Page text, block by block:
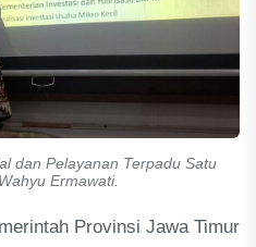
dan Pelayanan Terpadu Satu
Ermawati.
Provinsi Jawa Timur